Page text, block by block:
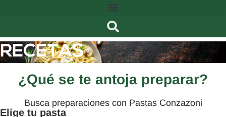
RECETAS
¿Qué se te antoja preparar?
Busca preparaciones con Pastas Conzazoni
Elige tu pasta